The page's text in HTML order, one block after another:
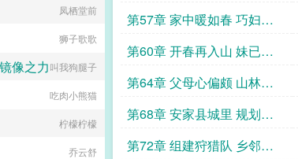
有方
第57章 家中暖如春 巧妇制
年味
第60章 开春再入山 妹已非
吴下
第64章 父母心偏颇 山林心
寒凉
第68章 安家县城里 规划新
生活
第72章 组建狩猎队 乡邻聚
凤栖堂前
狮子歌歌
像之力叫我狗腿子
吃肉小熊猫
柠檬柠檬
乔云舒